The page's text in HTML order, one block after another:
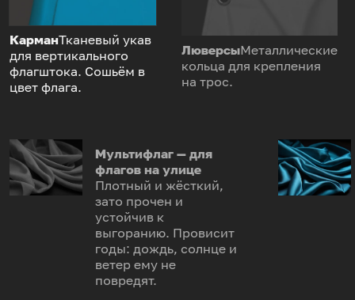
КарманТканевый укав
для вертикального
флагштока. Сошьём в
цвет флага.
ЛюверсыМеталлические
кольца для крепления
на трос.
Мультифлаг — для
флагов на улице
Плотный и жёсткий,
зато прочен и
устойчив к
выгоранию. Провисит
годы: дождь, солнце и
ветер ему не
повредят.